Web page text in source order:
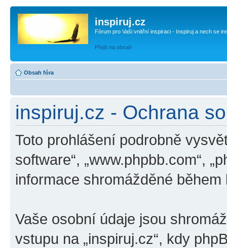
inspiruj.cz
Fórum pro Vaši vnitřní inspiraci - Inspiruj a nech se
Přejít na obsah
Obsah fóra
inspiruj.cz - Ochrana
Toto prohlášení podrobně
software“, „www.phpbb.com“,
informace shromážděné
Vaše osobní údaje jsou
vstupu na „inspiruj.cz“, kdy